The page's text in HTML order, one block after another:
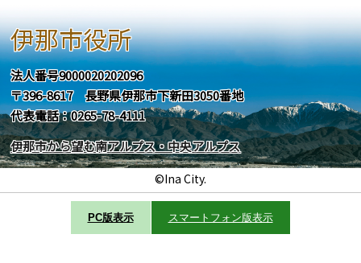
伊那市役所
法人番号9000020202096
〒396-8617 長野県伊那市下新田3050番地
代表電話：0265-78-4111
伊那市から望む南アルプス・中央アルプス
©Ina City.
PC版表示 スマートフォン版表示